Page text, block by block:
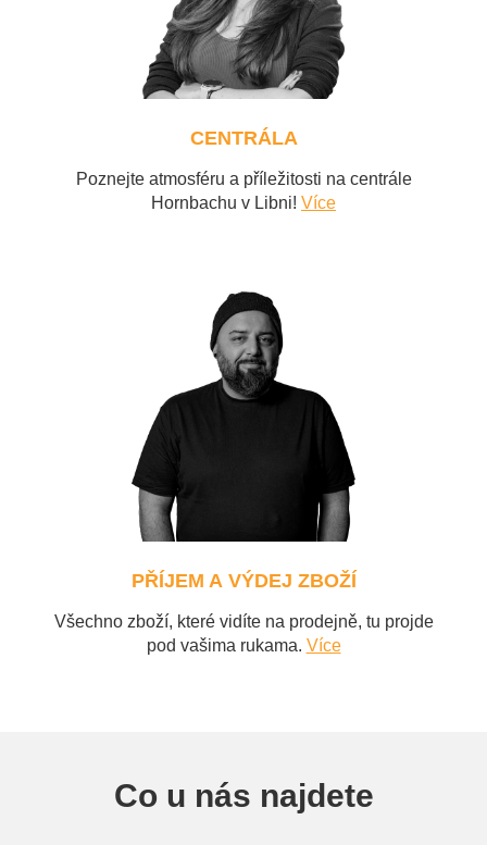
CENTRÁLA
Poznejte atmosféru a příležitosti na centrále
Hornbachu v Libni! Více
PŘÍJEM A VÝDEJ ZBOŽÍ
Všechno zboží, které vidíte na prodejně, tu projde
pod vašima rukama. Více
Co u nás najdete